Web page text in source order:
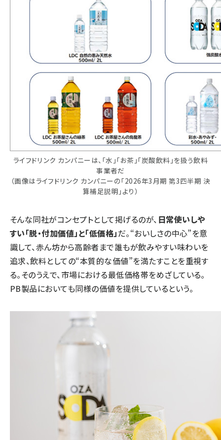
ライフドリンク カンパニーは、「水」「お茶」「炭酸飲料」を扱う飲料
事業者だ
（画像はライフドリンク カンパニーの「2026年3月期 第3四半期 決
算補足説明」より）
そんな同社がコンセプトとして掲げるのが、 日常使いしや
すい「脱・付加価値」と「低価格」だ。“おいしさの中心”を意
識して、赤ん坊から高齢者まで誰もが飲みやすい味わいを
追求、飲料としての“本質的な価値”を満たすことを重視す
る。そのうえで、市場における最低価格帯をめざしている。
PB製品においても同様の価値を提供しているという。